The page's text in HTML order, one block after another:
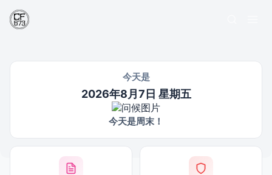
今天是
2026年8月7日 星期五
今天是周末！